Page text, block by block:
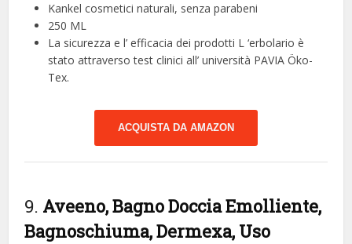
Kankel cosmetici naturali, senza parabeni
250 ML
La sicurezza e l’ efficacia dei prodotti L ‘erbolario è
stato attraverso test clinici all’ università PAVIA Öko-
Tex.
ACQUISTA DA AMAZON
9. Aveeno, Bagno Doccia Emolliente,
Bagnoschiuma, Dermexa, Uso